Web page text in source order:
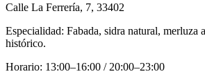
Calle La Ferrería, 7, 33402
Especialidad: Fabada, sidra natural, merluza
histórico.
Horario: 13:00–16:00 / 20:00–23:00